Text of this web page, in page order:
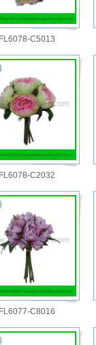
C5013
C2032
C8016